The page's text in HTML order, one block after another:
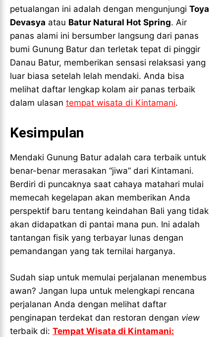
petualangan ini adalah dengan mengunjungi Toya
Devasya atau Batur Natural Hot Spring. Air
panas alami ini bersumber langsung dari panas
bumi Gunung Batur dan terletak tepat di pinggir
Danau Batur, memberikan sensasi relaksasi yang
luar biasa setelah lelah mendaki. Anda bisa
melihat daftar lengkap kolam air panas terbaik
dalam ulasan tempat wisata di Kintamani.
Kesimpulan
Mendaki Gunung Batur adalah cara terbaik untuk
benar-benar merasakan “jiwa” dari Kintamani.
Berdiri di puncaknya saat cahaya matahari mulai
memecah kegelapan akan memberikan Anda
perspektif baru tentang keindahan Bali yang tidak
akan didapatkan di pantai mana pun. Ini adalah
tantangan fisik yang terbayar lunas dengan
pemandangan yang tak ternilai harganya.
Sudah siap untuk memulai perjalanan menembus
awan? Jangan lupa untuk melengkapi rencana
perjalanan Anda dengan melihat daftar
penginapan terdekat dan restoran dengan view
terbaik di: Tempat Wisata di Kintamani: